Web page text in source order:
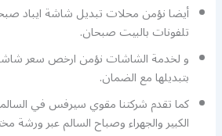
أيضا نؤمن محلات تبديل شاشة ايباد
تلفونات بالبيت صبحان.
و لخدمة الشاشات نؤمن ارخص سعر
بتبديلها مع الضمان.
كما تقدم شركتنا مقوي سيرفس في
الكبير والجهراء وصباح السالم عبر ورشة